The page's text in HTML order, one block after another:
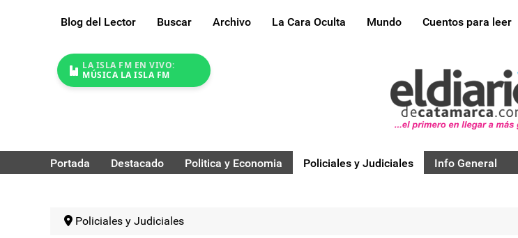
Blog del Lector Buscar Archivo La Cara Oculta Mundo Cuentos para leer
LA ISLA FM EN VIVO:
MÚSICA LA ISLA FM
Portada Destacado Politica y Economia Policiales y Judiciales Info General
Policiales y Judiciales